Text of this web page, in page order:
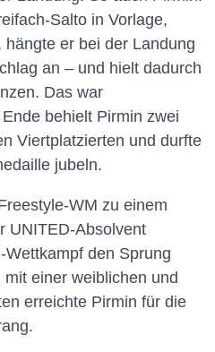
Salto in Vorlage,
er bei der Landung
an – und hielt dadurch
Das war
behielt Pirmin zwei
Viertplatzierten und durfte
jubeln.
WM zu einem
UNITED-Absolvent
den Sprung
einer weiblichen und
erreichte Pirmin für die